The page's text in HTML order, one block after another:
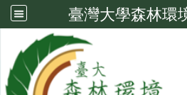
臺灣大學森林環